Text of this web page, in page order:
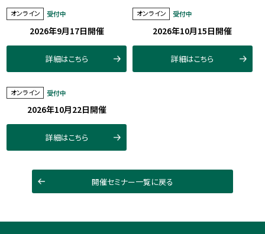
オンライン 受付中
2026年9月17日開催
詳細はこちら
オンライン 受付中
2026年10月15日開催
詳細はこちら
オンライン 受付中
2026年10月22日開催
詳細はこちら
開催セミナー一覧に戻る